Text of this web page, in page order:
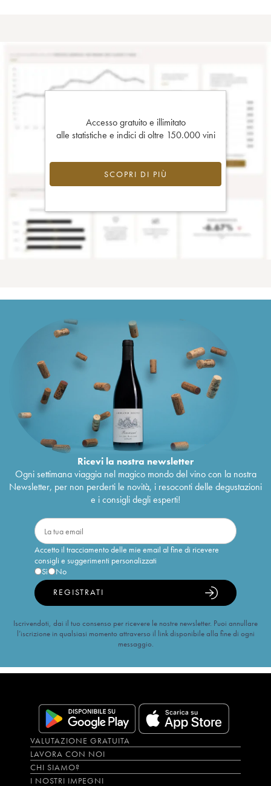
Accesso gratuito e illimitato
alle statistiche e indici di oltre 150.000 vini
SCOPRI DI PIÙ
Ricevi la nostra newsletter
Ogni settimana viaggia nel magico mondo del vino con la nostra
Newsletter, per non perderti le novità, i resoconti delle degustazioni
e i consigli degli esperti!
Accetto il tracciamento delle mie email al fine di ricevere
consigli e suggerimenti personalizzati
Sì
No
REGISTRATI
Iscrivendoti, dai il tuo consenso per ricevere le nostre newsletter. Puoi annullare
l’iscrizione in qualsiasi momento attraverso il link disponibile alla fine di ogni
messaggio.
VALUTAZIONE GRATUITA
LAVORA CON NOI
CHI SIAMO?
I NOSTRI IMPEGNI